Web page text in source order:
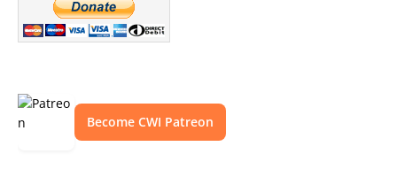
Become CWI Patreon